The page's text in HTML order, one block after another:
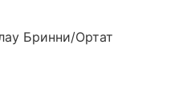
Бринни/Ортат